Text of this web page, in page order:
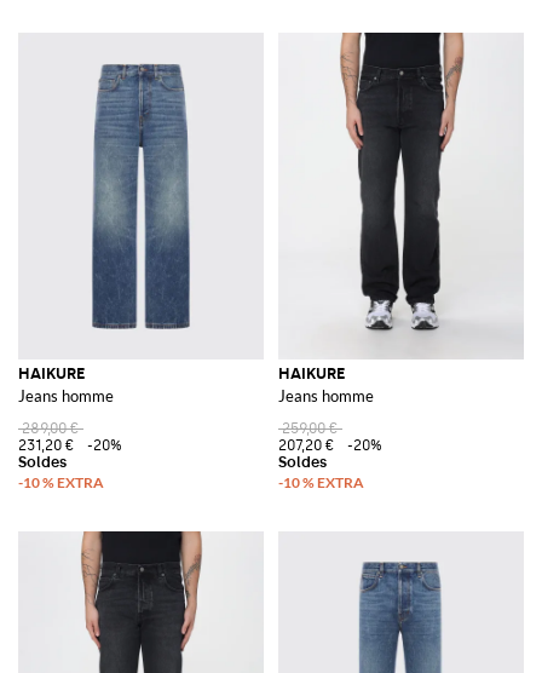
HAIKURE
Jeans homme
289,00 €
231,20 €
-20%
HAIKURE
Jeans homme
259,00 €
207,20 €
-20%